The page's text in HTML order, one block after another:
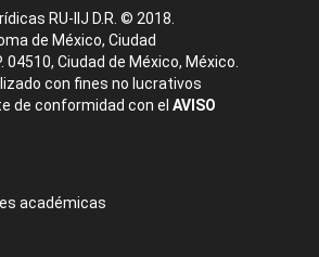
RU-IIJ D.R. © 2018.
de México, Ciudad
04510, Ciudad de México, México.
con fines no lucrativos
de conformidad con el AVISO
académicas